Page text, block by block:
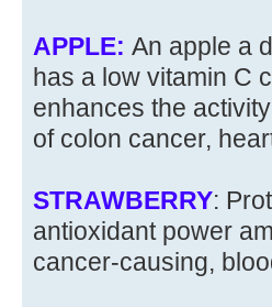
APPLE: An apple a
has a low vitamin C
enhances the
of colon cancer,
STRAWBERRY:
antioxidant power
cancer-causing,